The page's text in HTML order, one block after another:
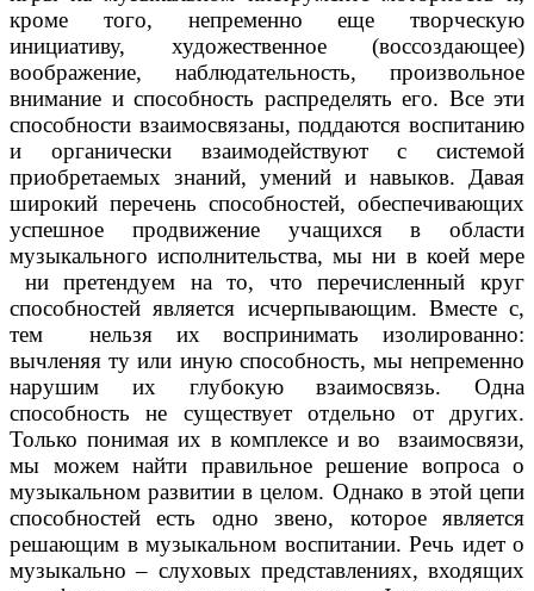
кроме того, непременно еще творческую
инициативу, художественное (воссоздающее)
воображение, наблюдательность, произвольное
внимание и способность распределять его. Все эти
способности взаимосвязаны, поддаются воспитанию
и органически взаимодействуют с системой
приобретаемых знаний, умений и навыков. Давая
широкий перечень способностей, обеспечивающих
успешное продвижение учащихся в области
музыкального исполнительства, мы ни в коей мере
ни претендуем на то, что перечисленный круг
способностей является исчерпывающим. Вместе с,
тем нельзя их воспринимать изолированно:
вычленяя ту или иную способность, мы непременно
нарушим их глубокую взаимосвязь. Одна
способность не существует отдельно от других.
Только понимая их в комплексе и во взаимосвязи,
мы можем найти правильное решение вопроса о
музыкальном развитии в целом. Однако в этой цепи
способностей есть одно звено, которое является
решающим в музыкальном воспитании. Речь идет о
музыкально – слуховых представлениях, входящих